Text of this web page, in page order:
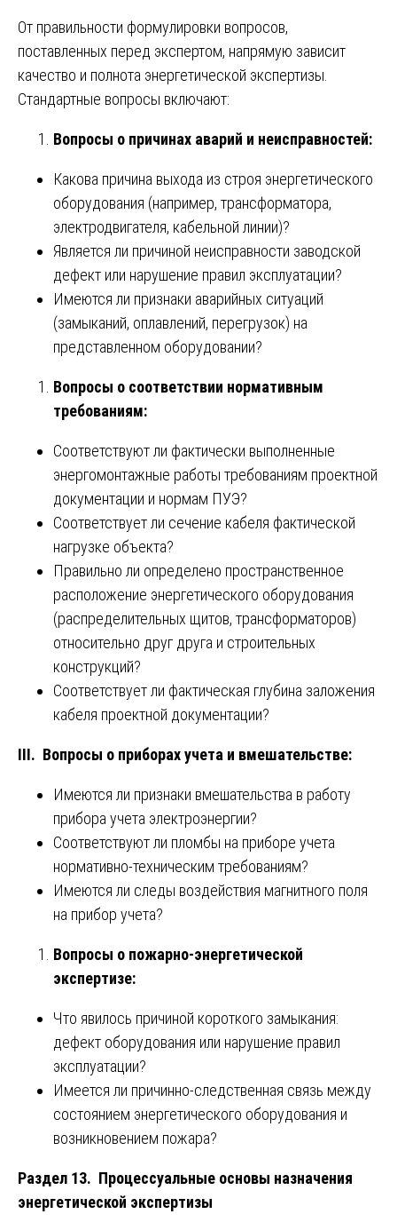
От правильности формулировки вопросов,
поставленных перед экспертом, напрямую зависит
качество и полнота энергетической экспертизы.
Стандартные вопросы включают:
Вопросы о причинах аварий и неисправностей:
Какова причина выхода из строя энергетического
оборудования (например, трансформатора,
электродвигателя, кабельной линии)?
Является ли причиной неисправности заводской
дефект или нарушение правил эксплуатации?
Имеются ли признаки аварийных ситуаций
(замыканий, оплавлений, перегрузок) на
представленном оборудовании?
Вопросы о соответствии нормативным
требованиям:
Соответствуют ли фактически выполненные
энергомонтажные работы требованиям проектной
документации и нормам ПУЭ?
Соответствует ли сечение кабеля фактической
нагрузке объекта?
Правильно ли определено пространственное
расположение энергетического оборудования
(распределительных щитов, трансформаторов)
относительно друг друга и строительных
конструкций?
Соответствует ли фактическая глубина заложения
кабеля проектной документации?
III. Вопросы о приборах учета и вмешательстве:
Имеются ли признаки вмешательства в работу
прибора учета электроэнергии?
Соответствуют ли пломбы на приборе учета
нормативно-техническим требованиям?
Имеются ли следы воздействия магнитного поля
на прибор учета?
Вопросы о пожарно-энергетической
экспертизе:
Что явилось причиной короткого замыкания:
дефект оборудования или нарушение правил
эксплуатации?
Имеется ли причинно-следственная связь между
состоянием энергетического оборудования и
возникновением пожара?
Раздел 13. Процессуальные основы назначения
энергетической экспертизы